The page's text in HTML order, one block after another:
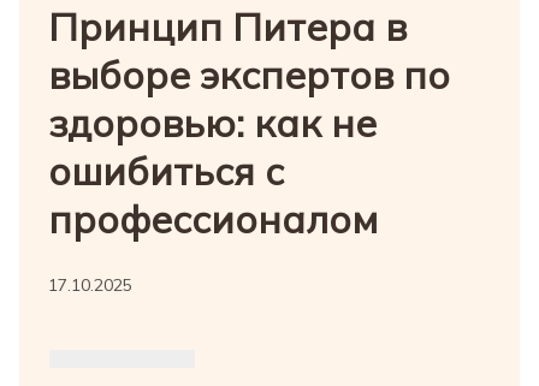
Принцип Питера в
выборе экспертов по
здоровью: как не
ошибиться с
профессионалом
17.10.2025